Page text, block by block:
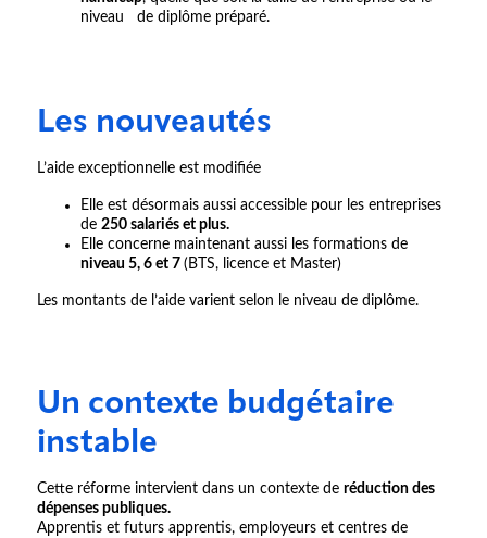
niveau de diplôme préparé.
Les nouveautés
L’aide exceptionnelle est modifiée
Elle est désormais aussi accessible pour les entreprises
de 250 salariés et plus.
Elle concerne maintenant aussi les formations de
niveau 5, 6 et 7 (BTS, licence et Master)
Les montants de l’aide varient selon le niveau de diplôme.
Un contexte budgétaire
instable
Cette réforme intervient dans un contexte de réduction des
dépenses publiques.
Apprentis et futurs apprentis, employeurs et centres de